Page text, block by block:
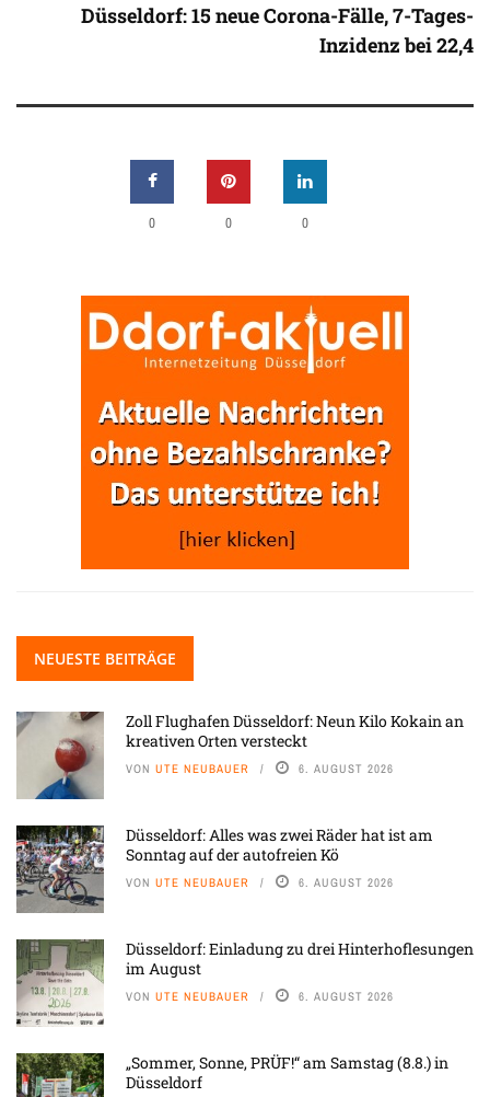
Düsseldorf: 15 neue Corona-Fälle, 7-Tages-
Inzidenz bei 22,4
0 0 0
NEUESTE BEITRÄGE
Zoll Flughafen Düsseldorf: Neun Kilo Kokain an
kreativen Orten versteckt
VON UTE NEUBAUER 6. AUGUST 2026
Düsseldorf: Alles was zwei Räder hat ist am
Sonntag auf der autofreien Kö
VON UTE NEUBAUER 6. AUGUST 2026
Düsseldorf: Einladung zu drei Hinterhoflesungen
im August
VON UTE NEUBAUER 6. AUGUST 2026
„Sommer, Sonne, PRÜF!“ am Samstag (8.8.) in
Düsseldorf